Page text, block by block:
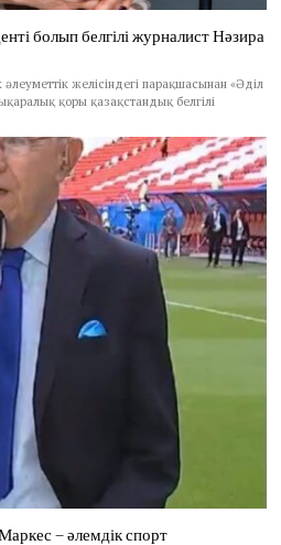
болып белгілі журналист Нәзира
желісіндегі парақшасынан «Әділ
қоры қазақстандық белгілі
– әлемдік спорт